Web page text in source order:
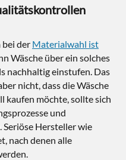
der Materialwahl ist
Wäsche über ein solches
nachhaltig einstufen. Das
nicht, dass die Wäsche
kaufen möchte, sollte sich
und
Hersteller wie
nach denen alle